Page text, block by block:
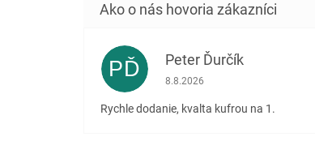
PĎ Peter Ďurčík
Hodnotenie obchodu je 5 z 5
8.8.2026
Rychle dodanie, kvalta kufrou na 1.